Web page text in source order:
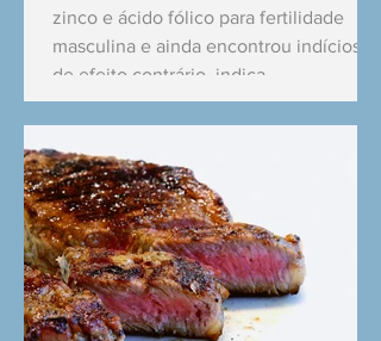
zinco e ácido fólico para fertilidade
masculina e ainda encontrou indícios
de efeito contrário, indica